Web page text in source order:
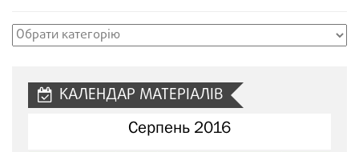
Рубрики
КАЛЕНДАР МАТЕРІАЛІВ
Серпень 2016